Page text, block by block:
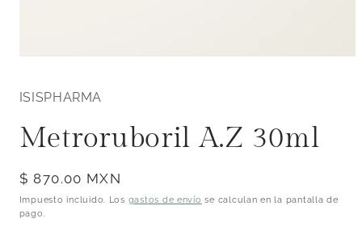
1
ventana
modal
ISISPHARMA
Metroruboril A.Z 30ml
Precio
habitual
$ 870.00 MXN
Impuesto incluido. Los gastos de envío se calculan en la pantalla de
pago.